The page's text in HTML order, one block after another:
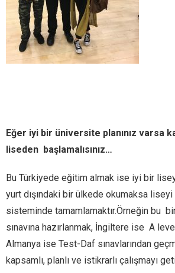
Eğer iyi bir üniversite planınız varsa
liseden başlamalısınız…
Bu Türkiyede eğitim almak ise iyi bir
yurt dışındaki bir ülkede okumaksa
sisteminde tamamlamaktır.Örneğin bu
sınavına hazırlanmak, İngiltere ise A
Almanya ise Test-Daf sınavlarından
kapsamlı, planlı ve istikrarlı çalışmayı